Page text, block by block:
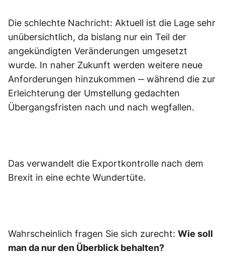
Die schlechte Nachricht: Aktuell ist die Lage sehr
unübersichtlich, da bislang nur ein Teil der
angekündigten Veränderungen umgesetzt
wurde. In naher Zukunft werden weitere neue
Anforderungen hinzukommen ‒ während die zur
Erleichterung der Umstellung gedachten
Übergangsfristen nach und nach wegfallen.
Das verwandelt die Exportkontrolle nach dem
Brexit in eine echte Wundertüte.
Wahrscheinlich fragen Sie sich zurecht: Wie soll
man da nur den Überblick behalten?